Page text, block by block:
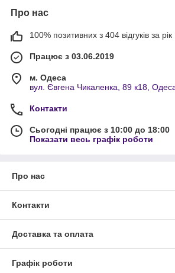
Про нас
100% позитивних з 404 відгуків за рік
Працює з 03.06.2019
м. Одеса
вул. Євгена Чикаленка, 89 к18,
Контакти
Сьогодні працює з 10:00 до 18:00
Показати весь графік роботи
Про нас
Контакти
Доставка та оплата
Графік роботи